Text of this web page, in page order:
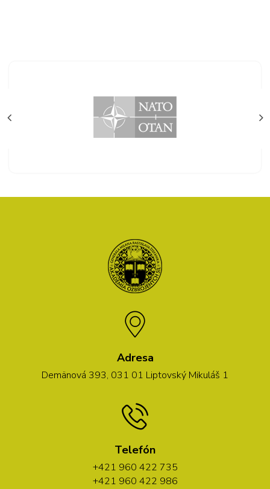
Adresa
Demänová 393, 031 01 Liptovský Mikuláš 1
Telefón
+421 960 422 735
+421 960 422 986